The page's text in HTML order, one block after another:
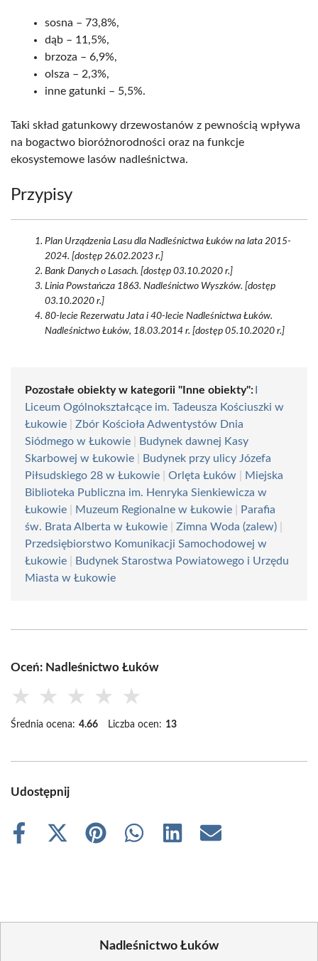
sosna – 73,8%,
dąb – 11,5%,
brzoza – 6,9%,
olsza – 2,3%,
inne gatunki – 5,5%.
Taki skład gatunkowy drzewostanów z pewnością wpływa
na bogactwo bioróżnorodności oraz na funkcje
ekosystemowe lasów nadleśnictwa.
Przypisy
Plan Urządzenia Lasu dla Nadleśnictwa Łuków na lata 2015-
2024. [dostęp 26.02.2023 r.]
Bank Danych o Lasach. [dostęp 03.10.2020 r.]
Linia Powstańcza 1863. Nadleśnictwo Wyszków. [dostęp
03.10.2020 r.]
80-lecie Rezerwatu Jata i 40-lecie Nadleśnictwa Łuków.
Nadleśnictwo Łuków, 18.03.2014 r. [dostęp 05.10.2020 r.]
Pozostałe obiekty w kategorii "Inne obiekty":
Liceum Ogólnokształcące im. Tadeusza Kościuszki w
Łukowie
Zbór Kościoła Adwentystów Dnia
Siódmego w Łukowie
Budynek dawnej Kasy
Skarbowej w Łukowie
Budynek przy ulicy Józefa
Piłsudskiego 28 w Łukowie
Orlęta Łuków
Miejska
Biblioteka Publiczna im. Henryka Sienkiewicza w
Łukowie
Muzeum Regionalne w Łukowie
Parafia
św. Brata Alberta w Łukowie
Zimna Woda (zalew)
Przedsiębiorstwo Komunikacji Samochodowej w
Łukowie
Budynek Starostwa Powiatowego i Urzędu
Miasta w Łukowie
Oceń: Nadleśnictwo Łuków
★ ★ ★ ★ ★
Średnia ocena: 4.66 Liczba ocen: 13
Udostępnij
Share
Share
Share
Share
Share
Share
Nadleśnictwo Łuków